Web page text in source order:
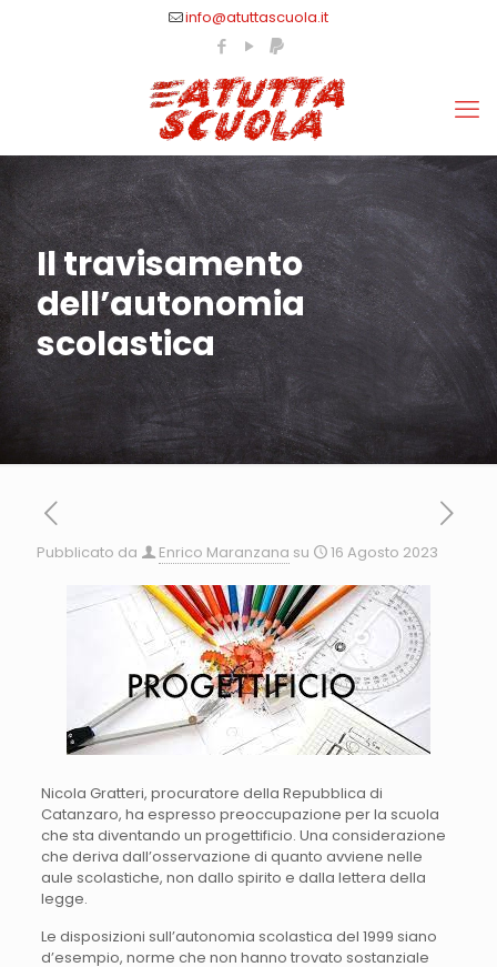
info@atuttascuola.it
Il travisamento
dell’autonomia
scolastica
Pubblicato da Enrico Maranzana su 16 Agosto 2023
Nicola Gratteri, procuratore della Repubblica di
Catanzaro, ha espresso preoccupazione per la scuola
che sta diventando un progettificio. Una considerazione
che deriva dall’osservazione di quanto avviene nelle
aule scolastiche, non dallo spirito e dalla lettera della
legge.
Le disposizioni sull’autonomia scolastica del 1999 siano
d’esempio, norme che non hanno trovato sostanziale